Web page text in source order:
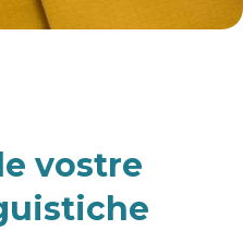
vostre